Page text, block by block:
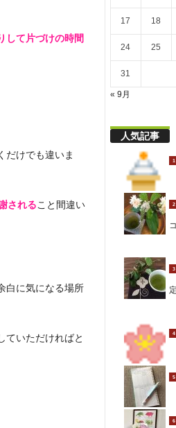
して片づけの時間
だけでも違いま
されること間違い
白に気になる場所
ていただければと
17 18
24 25
31
« 9月
人気記事
1
2
3
4
5
6